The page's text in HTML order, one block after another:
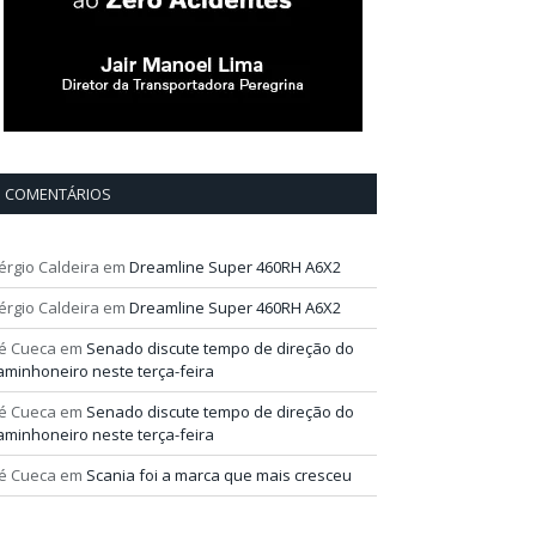
COMENTÁRIOS
Caldeira em Dreamline Super 460RH A6X2
Caldeira em Dreamline Super 460RH A6X2
Cueca em Senado discute tempo de direção do
neste terça-feira
Cueca em Senado discute tempo de direção do
neste terça-feira
Cueca em Scania foi a marca que mais cresceu